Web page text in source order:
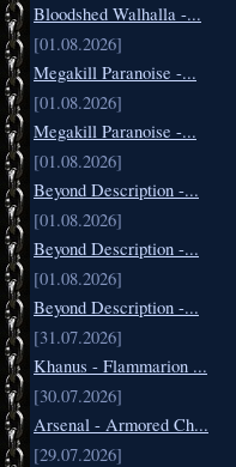
Bloodshed Walhalla -...
[01.08.2026]
Megakill Paranoise -...
[01.08.2026]
Megakill Paranoise -...
[01.08.2026]
Beyond Description -...
[01.08.2026]
Beyond Description -...
[01.08.2026]
Beyond Description -...
[31.07.2026]
Khanus - Flammarion ...
[30.07.2026]
Arsenal - Armored Ch...
[29.07.2026]